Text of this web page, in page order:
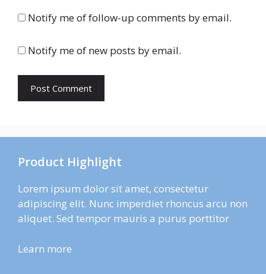
Notify me of follow-up comments by email.
Notify me of new posts by email.
Product Highlight
Lorem ipsum dolor sit amet, consectetur
adipiscing elit. Nunc imperdiet rhoncus arcu non
aliquet. Sed tempor mauris a purus porttitor
Learn more